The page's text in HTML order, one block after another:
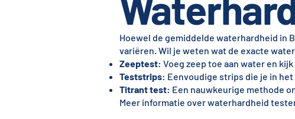
Hoewel de gemiddelde waterhardheid in
variëren. Wil je weten wat de exacte
Zeeptest: Voeg zeep toe aan water en
Teststrips: Eenvoudige strips die je in
Titrant test: Een nauwkeurige methode
Meer informatie over waterhardheid